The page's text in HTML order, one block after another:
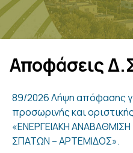
Αποφάσεις
89/2026 Λήψη απόφασης
προσωρινής και
«ΕΝΕΡΓΕΙΑΚΗ
ΣΠΑΤΩΝ – ΑΡΤΕΜΙΔΟΣ».